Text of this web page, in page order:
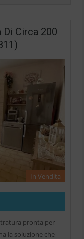
Di Circa 200
In Vendita
pronta per
la soluzione che